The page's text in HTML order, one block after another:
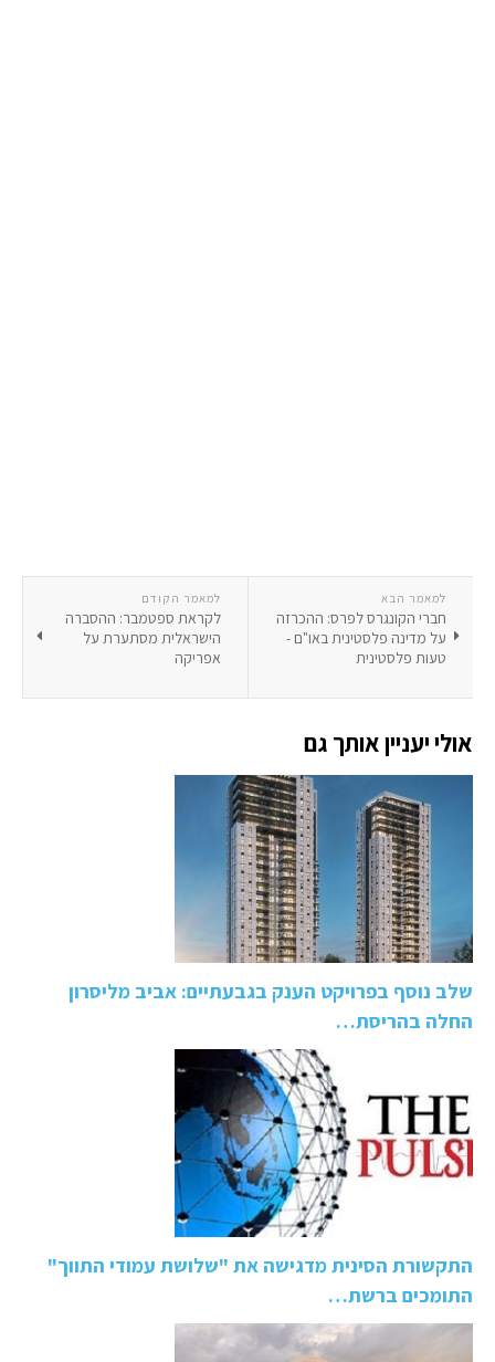
למאמר הקודם
לקראת ספטמבר: ההסברה
הישראלית מסתערת על
אפריקה
למאמר הבא
חברי הקונגרס לפרס: ההכרזה
על מדינה פלסטינית באו"ם -
טעות פלסטינית
אולי יעניין אותך גם
שלב נוסף בפרויקט הענק בגבעתיים: אביב מליסרון
החלה בהריסת…
התקשורת הסינית מדגישה את "שלושת עמודי התווך"
התומכים ברשת…